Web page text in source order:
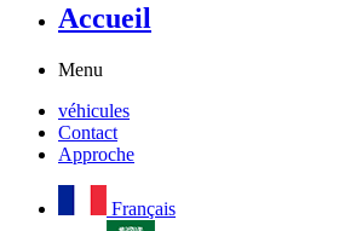
Accueil
Menu
véhicules
Contact
Approche
Français